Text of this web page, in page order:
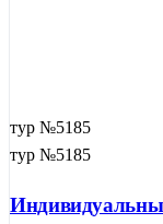
тур №5185
тур №5185